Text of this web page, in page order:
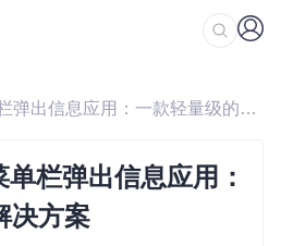
/ 在Mac上构建菜单栏弹出信息应用：一款轻量级的解决方案
栏弹出信息应用：
决方案